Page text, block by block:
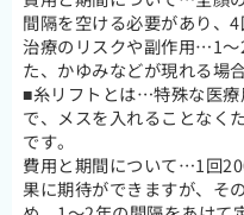
間隔を空ける必要があり、4
治療のリスクや副作用…1
た、かゆみなどが現れる場
■糸リフトとは…特殊な医療
で、メスを入れることなく
です。
費用と期間について…1回
果に期待ができますが、そ